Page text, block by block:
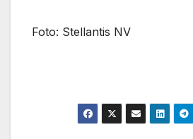
Foto: Stellantis NV